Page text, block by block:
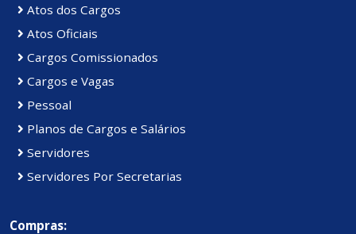
Atos dos Cargos
Atos Oficiais
Cargos Comissionados
Cargos e Vagas
Pessoal
Planos de Cargos e Salários
Servidores
Servidores Por Secretarias
Compras: